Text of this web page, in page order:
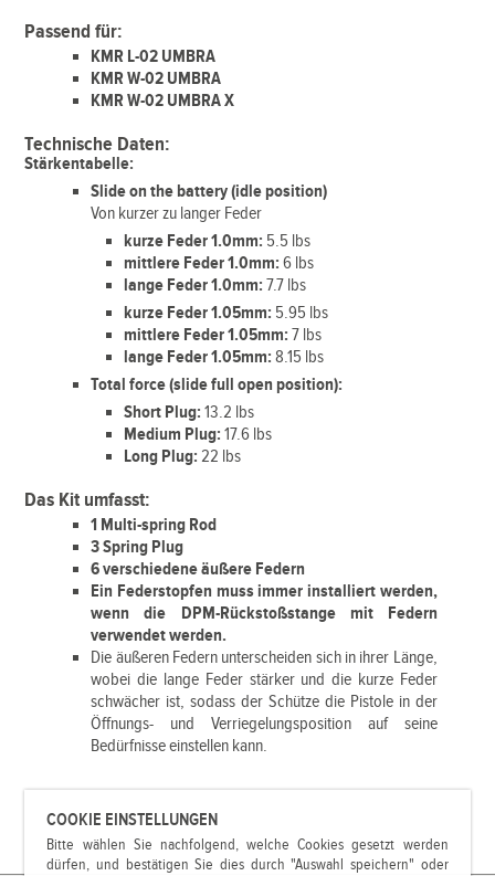
COOKIE EINSTELLUNGEN
Bitte wählen Sie nachfolgend, welche Cookies gesetzt werden
dürfen, und bestätigen Sie dies durch "Auswahl speichern" oder
Passend für:
KMR L-02 UMBRA
KMR W-02 UMBRA
KMR W-02 UMBRA X
Technische Daten:
Stärkentabelle:
Slide on the battery (idle position)
Von kurzer zu langer Feder
kurze Feder 1.0mm: 5.5 lbs
mittlere Feder 1.0mm:6 lbs
lange Feder 1.0mm: 7.7 lbs
kurze Feder 1.05mm: 5.95 lbs
mittlere Feder 1.05mm:7 lbs
lange Feder 1.05mm: 8.15 lbs
Total force (slide full open position):
Short Plug: 13.2 lbs
Medium Plug:17.6 lbs
Long Plug:22 lbs
Das Kit umfasst:
1 Multi-spring Rod
3 Spring Plug
6 verschiedene äußere Federn
Ein Federstopfen muss immer installiert werden,
wenn die DPM-Rückstoßstange mit Federn
verwendet werden.
Die äußeren Federn unterscheiden sich in ihrer Länge,
wobei die lange Feder stärker und die kurze Feder
schwächer ist, sodass der Schütze die Pistole in der
Öffnungs- und Verriegelungsposition auf seine
Bedürfnisse einstellen kann.